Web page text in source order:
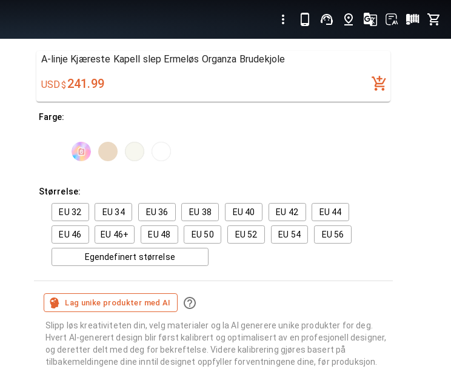
A-linje Kjæreste Kapell slep Ermeløs Organza Brudekjole
USD$ 241.99
Farge:
Størrelse:
EU 32 EU 34 EU 36 EU 38 EU 40 EU 42 EU 44
EU 46 EU 46+ EU 48 EU 50 EU 52 EU 54 EU 56
Egendefinert størrelse
Lag unike produkter med AI
Slipp løs kreativiteten din, velg materialer og la AI generere unike produkter for deg.
Hvert AI-generert design blir først kalibrert og optimalisert av en profesjonell designer,
og deretter delt med deg for bekreftelse. Videre kalibrering gjøres basert på
tilbakemeldingene dine inntil designet oppfyller forventningene dine, før produksjon.